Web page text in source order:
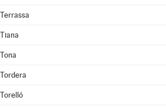
Terrassa
Tiana
Tona
Tordera
Torelló